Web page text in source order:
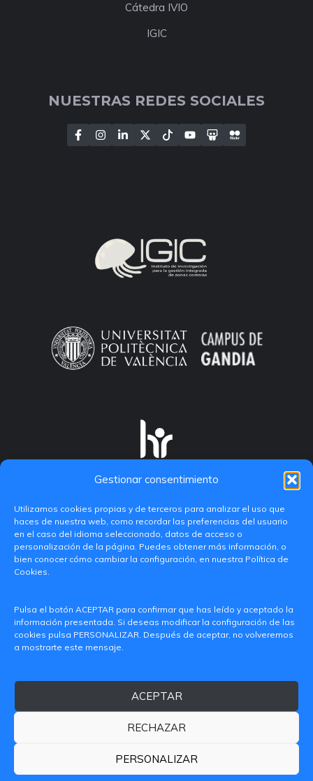
Gestionar consentimiento
Utilizamos cookies propias y de terceros para analizar el uso que
haces de nuestra web, como recordar las preferencias del usuario
en el caso del idioma seleccionado, datos de acceso o
personalización de la página. Puedes obtener más información, o
bien conocer cómo cambiar la configuración, en nuestra Política de
Cookies.
Pulsa el botón ACEPTAR para confirmar que has leído y aceptado la
información presentada. Si deseas modificar la configuración de las
cookies pulsa PERSONALIZAR. Después de aceptar, no volveremos
a mostrarte este mensaje.
ACEPTAR
RECHAZAR
PERSONALIZAR
Cátedra IVIO
IGIC
NUESTRAS REDES SOCIALES
(València)
iditransferencia@epsg.upv.es
© 2026 CAMPUS DE GANDIA UNIVERSITAT POLITÈCNICA
DE VALÈNCIA